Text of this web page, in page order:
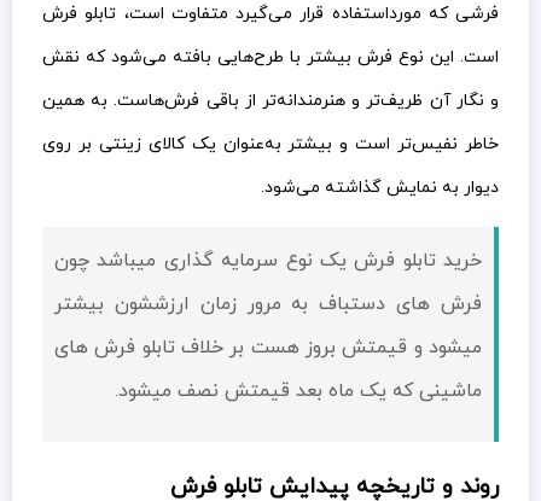
فرشی که مورداستفاده قرار می‌گیرد متفاوت است، تابلو فرش
است. این نوع فرش بیشتر با طرح‌هایی بافته می‌شود که نقش
و نگار آن ظریف‌تر و هنرمندانه‌تر از باقی فرش‌هاست. به همین
خاطر نفیس‌تر است و بیشتر به‌عنوان یک کالای زینتی بر روی
دیوار به نمایش گذاشته می‌شود.
خرید تابلو فرش یک نوع سرمایه گذاری میباشد چون
فرش های دستباف به مرور زمان ارزششون بیشتر
میشود و قيمتش بروز هست بر خلاف تابلو فرش های
ماشینی که یک ماه بعد قيمتش نصف میشود.
روند و تاریخچه پیدایش تابلو فرش